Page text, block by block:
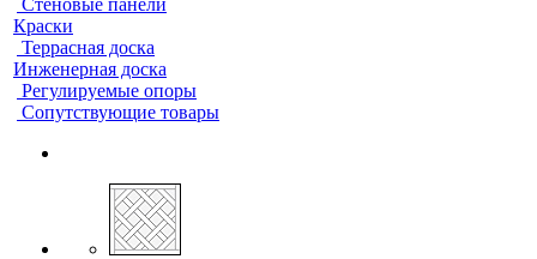
Стеновые панели
Краски
Террасная доска
Инженерная доска
Регулируемые опоры
Сопутствующие товары